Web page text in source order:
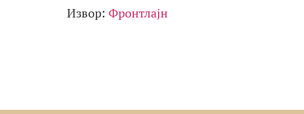
Извор: Фронтлајн